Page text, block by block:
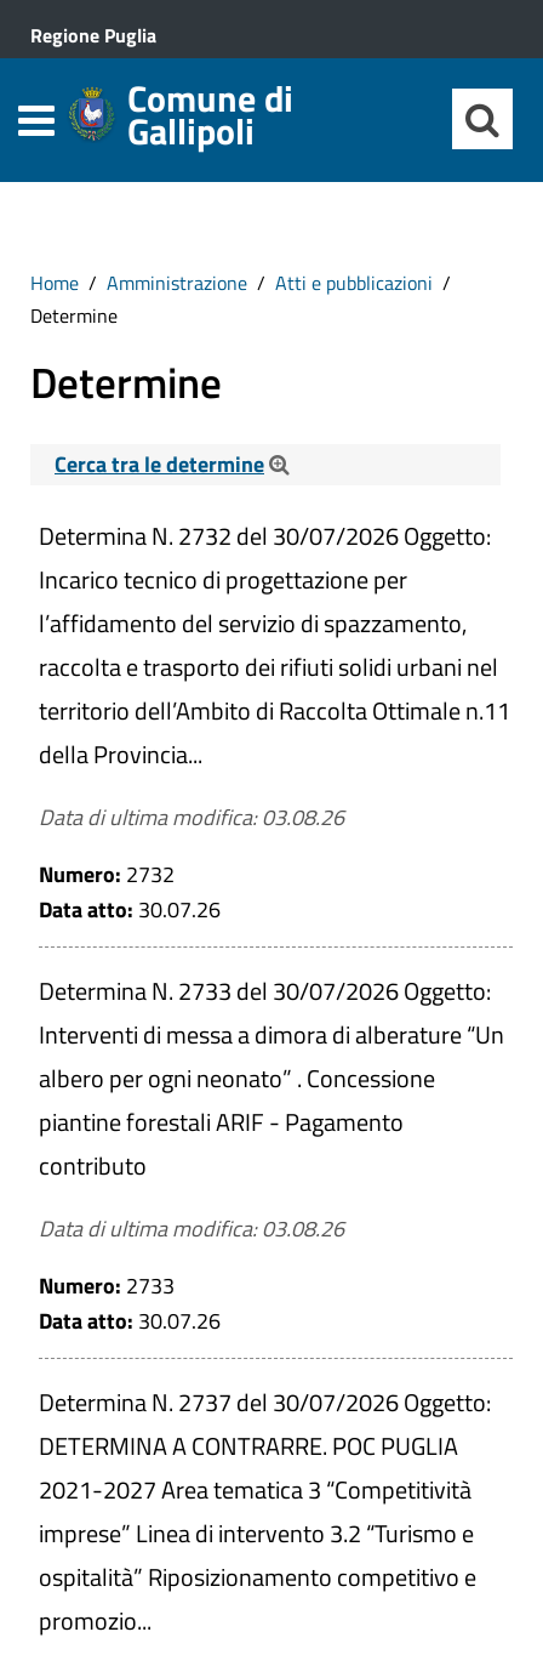
Regione Puglia
Comune di
Gallipoli
Home Amministrazione
Atti e pubblicazioni
Determine
Determine
Cerca tra le determine
Cerca tra le Determine
Numero
Da
CERCA
Determina N. 2732 del 30/07/2026 Oggetto:
Incarico tecnico di progettazione per
l’affidamento del servizio di spazzamento,
raccolta e trasporto dei rifiuti solidi urbani nel
territorio dell’Ambito di Raccolta Ottimale n.11
della Provincia...
Data di ultima modifica: 03.08.26
Numero: 2732
Data atto: 30.07.26
Determina N. 2733 del 30/07/2026 Oggetto:
Interventi di messa a dimora di alberature “Un
albero per ogni neonato” . Concessione
piantine forestali ARIF - Pagamento
contributo
Data di ultima modifica: 03.08.26
Numero: 2733
Data atto: 30.07.26
Determina N. 2737 del 30/07/2026 Oggetto:
DETERMINA A CONTRARRE. POC PUGLIA
2021-2027 Area tematica 3 “Competitività
imprese” Linea di intervento 3.2 “Turismo e
ospitalità” Riposizionamento competitivo e
promozio...